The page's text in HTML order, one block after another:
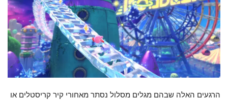
הרגעים האלה שבהם מגלים מסלול נסתר מאחורי קיר קריסטלים או